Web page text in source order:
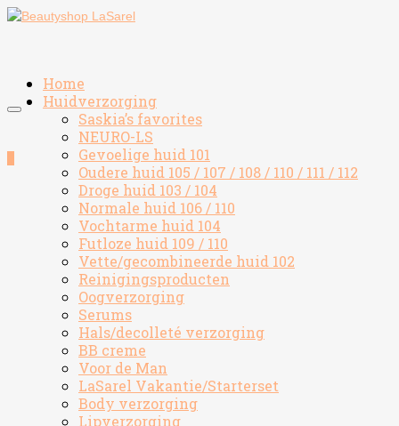
Home
Huidverzorging
Saskia’s favorites
NEURO-LS
Gevoelige huid 101
Oudere huid 105 / 107 / 108 / 110 / 111 / 112
Droge huid 103 / 104
Normale huid 106 / 110
Vochtarme huid 104
Futloze huid 109 / 110
Vette/gecombineerde huid 102
Reinigingsproducten
Oogverzorging
Serums
Hals/decolleté verzorging
BB creme
Voor de Man
LaSarel Vakantie/Starterset
Body verzorging
Lipverzorging